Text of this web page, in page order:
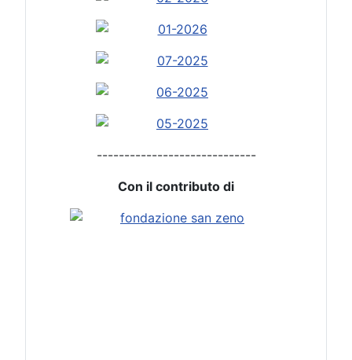
-----------------------------
Con il contributo di